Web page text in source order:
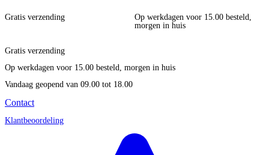
Gratis verzending
Op werkdagen voor 15.00 besteld,
morgen in huis
Gratis verzending
Op werkdagen voor 15.00 besteld, morgen in huis
Vandaag geopend van 09.00 tot 18.00
Contact
Klantbeoordeling